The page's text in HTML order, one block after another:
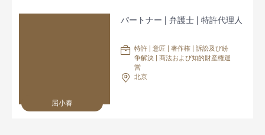
屈小春
パートナー | 弁護士 | 特許代理人
特許 | 意匠 | 著作権 | 訴訟及び紛
争解決 | 商法および知的財産権運
営
北京